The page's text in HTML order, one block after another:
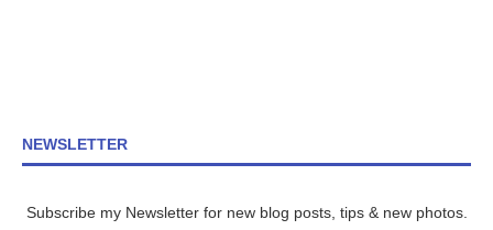
NEWSLETTER
Subscribe my Newsletter for new blog posts, tips & new photos.